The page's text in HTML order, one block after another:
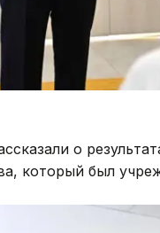
о
который был